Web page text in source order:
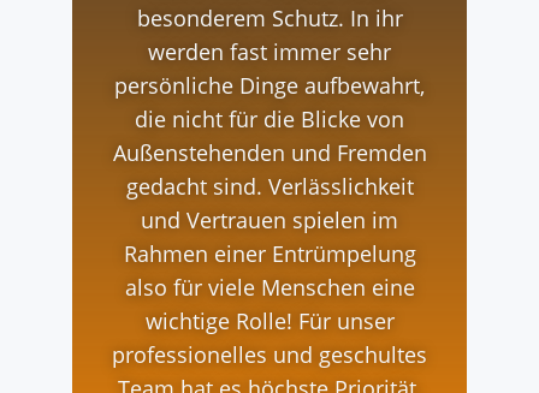
besonderem Schutz. In ihr
werden fast immer sehr
persönliche Dinge aufbewahrt,
die nicht für die Blicke von
Außenstehenden und Fremden
gedacht sind. Verlässlichkeit
und Vertrauen spielen im
Rahmen einer Entrümpelung
also für viele Menschen eine
wichtige Rolle! Für unser
professionelles und geschultes